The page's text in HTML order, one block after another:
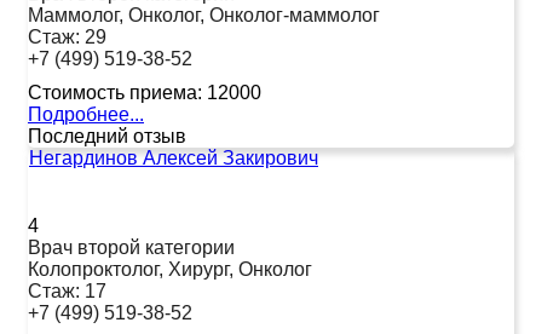
Маммолог, Онколог, Онколог-маммолог
Стаж: 29
+7 (499) 519-38-52
Стоимость приема: 12000
Подробнее...
Последний отзыв
Негардинов Алексей Закирович
4
Врач второй категории
Колопроктолог, Хирург, Онколог
Стаж: 17
+7 (499) 519-38-52